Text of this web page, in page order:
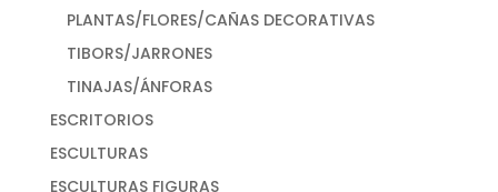
PLANTAS/FLORES/CAÑAS DECORATIVAS
TIBORS/JARRONES
TINAJAS/ÁNFORAS
ESCRITORIOS
ESCULTURAS
ESCULTURAS FIGURAS